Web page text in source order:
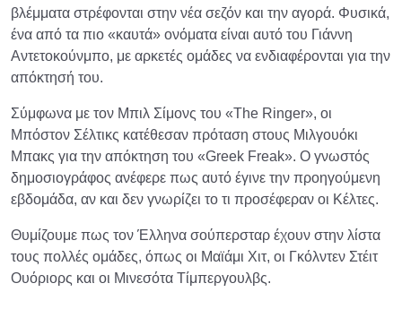
βλέμματα στρέφονται στην νέα σεζόν και την αγορά. Φυσικά,
ένα από τα πιο «καυτά» ονόματα είναι αυτό του Γιάννη
Αντετοκούνμπο, με αρκετές ομάδες να ενδιαφέρονται για την
απόκτησή του.
Σύμφωνα με τον Μπιλ Σίμονς του «The Ringer», οι
Μπόστον Σέλτικς κατέθεσαν πρόταση στους Μιλγουόκι
Μπακς για την απόκτηση του «Greek Freak». Ο γνωστός
δημοσιογράφος ανέφερε πως αυτό έγινε την προηγούμενη
εβδομάδα, αν και δεν γνωρίζει το τι προσέφεραν οι Κέλτες.
Θυμίζουμε πως τον Έλληνα σούπερσταρ έχουν στην λίστα
τους πολλές ομάδες, όπως οι Μαϊάμι Χιτ, οι Γκόλντεν Στέιτ
Ουόριορς και οι Μινεσότα Τίμπεργουλβς.